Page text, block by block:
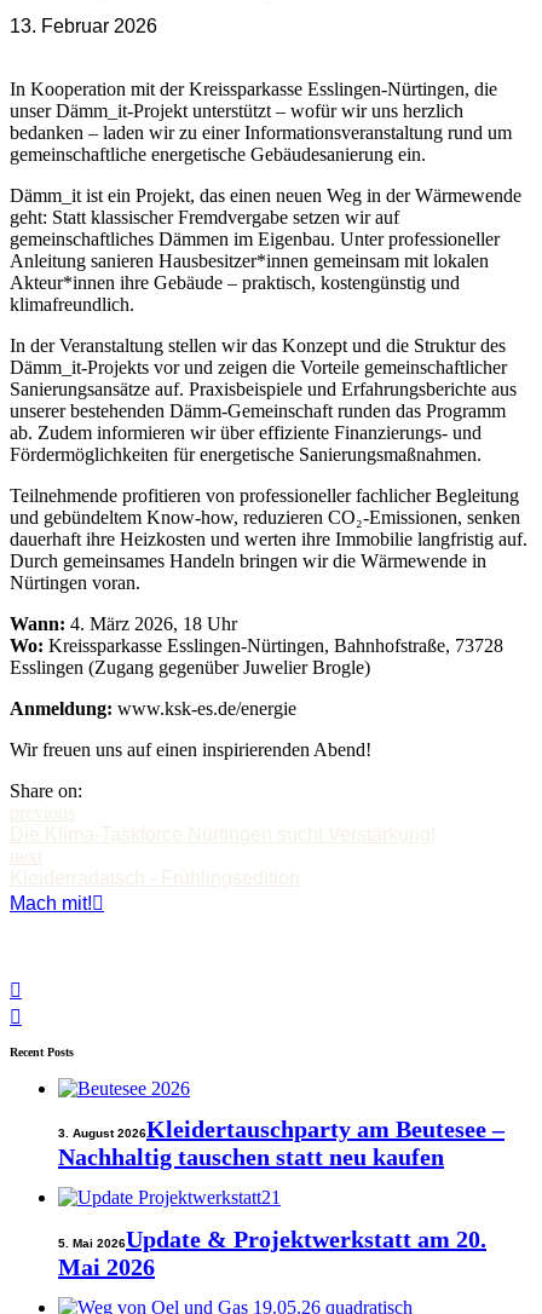
13. Februar 2026
In Kooperation mit der Kreissparkasse Esslingen-Nürtingen, die
unser Dämm_it-Projekt unterstützt – wofür wir uns herzlich
bedanken – laden wir zu einer Informationsveranstaltung rund um
gemeinschaftliche energetische Gebäudesanierung ein.
Dämm_it ist ein Projekt, das einen neuen Weg in der Wärmewende
geht: Statt klassischer Fremdvergabe setzen wir auf
gemeinschaftliches Dämmen im Eigenbau. Unter professioneller
Anleitung sanieren Hausbesitzer*innen gemeinsam mit lokalen
Akteur*innen ihre Gebäude – praktisch, kostengünstig und
klimafreundlich.
In der Veranstaltung stellen wir das Konzept und die Struktur des
Dämm_it-Projekts vor und zeigen die Vorteile gemeinschaftlicher
Sanierungsansätze auf. Praxisbeispiele und Erfahrungsberichte aus
unserer bestehenden Dämm-Gemeinschaft runden das Programm
ab. Zudem informieren wir über effiziente Finanzierungs- und
Fördermöglichkeiten für energetische Sanierungsmaßnahmen.
Teilnehmende profitieren von professioneller fachlicher Begleitung
und gebündeltem Know-how, reduzieren CO₂-Emissionen, senken
dauerhaft ihre Heizkosten und werten ihre Immobilie langfristig auf.
Durch gemeinsames Handeln bringen wir die Wärmewende in
Nürtingen voran.
Wann: 4. März 2026, 18 Uhr
Wo: Kreissparkasse Esslingen-Nürtingen, Bahnhofstraße, 73728
Esslingen (Zugang gegenüber Juwelier Brogle)
Anmeldung: www.ksk-es.de/energie
Wir freuen uns auf einen inspirierenden Abend!
Share on:
previous
Die Klima-Taskforce Nürtingen sucht Verstärkung!
next
Kleiderradatsch - Frühlingsedition
Mach mit!
Recent Posts
3. August 2026Kleidertauschparty am Beutesee –
Nachhaltig tauschen statt neu kaufen
5. Mai 2026Update & Projektwerkstatt am 20.
Mai 2026